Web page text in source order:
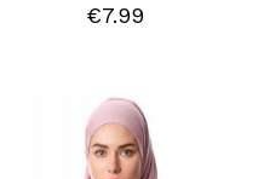
€7.99